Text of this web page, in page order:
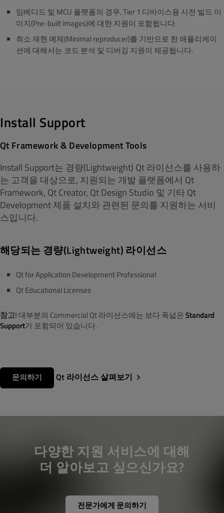
임베디드 및 MCU 플랫폼의 경우, Tier 1 디바이스용 사전 빌드 이
미지(Pre-built images)에 대한 지원이 포함됩니다.
최소 재현 예제(Minimal reproducer)를 기반으로 한 애플리케이
션에 대해서는 코드 분석 및 디버깅 지원이 제공됩니다.
Install Support
Qt Framework & Development Tools
Install Support는 경량(Lightweight) Qt 라이선스를 사용하
는 고객을 대상으로, 지원되는 개발 플랫폼에서 Qt
Framework, Qt Creator, Qt Design Studio 및 기타 Qt
Development 제품 설치와 관련된 문의를 지원하는 서비
스입니다.
해당되는 경량(Lightweight) 라이선스
Qt for Application Development Professional
Qt Educational Licenses
참고! 대부분의 Commercial Qt 라이선스에는 보다 폭넓은Standard
Support가 포함되어 있습니다.
문의하기 Qt 라이선스 살펴보기
다양한 지원 서비스에 대해
더 알아보고 싶으신가요?
전문가에게 문의하기